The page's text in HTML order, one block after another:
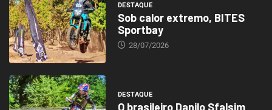
DESTAQUE
Sob calor extremo, BITES
Sportbay
28/07/2026
DESTAQUE
O brasileiro Danilo Sfalsim